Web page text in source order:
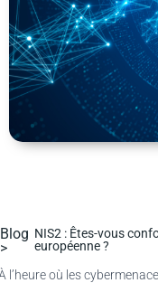
Blog
>
NIS2 : Êtes-vous
européenne ?
l’heure où les